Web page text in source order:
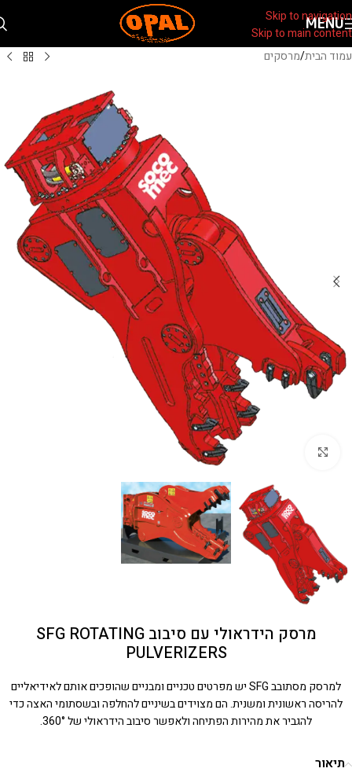
Skip to navigation
Skip to main content
MENU
עמוד הבית/מרסקים
מרסק הידראולי עם סיבוב SFG ROTATING
PULVERIZERS
למרסק מסתובב SFG יש מפרטים טכניים ומבניים שהופכים אותם לאידיאליים
להריסה ראשונית ומשנית. הם מצוידים בשיניים להחלפה ובשסתומי האצה כדי
להגביר את מהירות הפתיחה ולאפשר סיבוב הידראולי של 360°.
תיאור